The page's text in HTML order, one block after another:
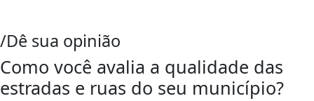
/Dê sua opinião
Como você avalia a qualidade das
estradas e ruas do seu município?